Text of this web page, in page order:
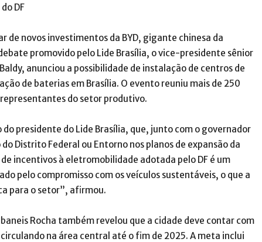
DF
de novos investimentos da BYD, gigante chinesa da
promovido pelo Lide Brasília, o vice-presidente sênior
anunciou a possibilidade de instalação de centros de
de baterias em Brasília. O evento reuniu mais de 250
do setor produtivo.
presidente do Lide Brasília, que, junto com o governador
Distrito Federal ou Entorno nos planos de expansão da
incentivos à eletromobilidade adotada pelo DF é um
pelo compromisso com os veículos sustentáveis, o que a
para o setor”, afirmou.
Rocha também revelou que a cidade deve contar com
na área central até o fim de 2025. A meta inclui